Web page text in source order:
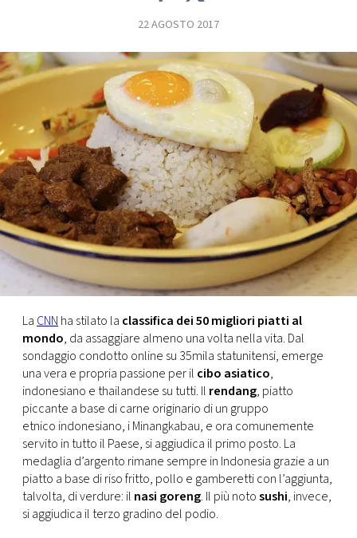
CONCORSI
EVENTI
VIDEO
TV
PRINCIPATO
DI
RMC
CONSIGLIA
22 AGOSTO 2017
La CNN ha stilato la classifica dei 50 migliori piatti al
mondo, da assaggiare almeno una volta nella vita. Dal
sondaggio condotto online su 35mila statunitensi, emerge
una vera e propria passione per il cibo asiatico,
indonesiano e thailandese su tutti. Il rendang, piatto
piccante a base di carne originario di un gruppo
etnico indonesiano, i Minangkabau, e ora comunemente
servito in tutto il Paese, si aggiudica il primo posto. La
medaglia d’argento rimane sempre in Indonesia grazie a un
piatto a base di riso fritto, pollo e gamberetti con l’aggiunta,
talvolta, di verdure: il nasi goreng. Il più notosushi, invece,
si aggiudica il terzo gradino del podio.